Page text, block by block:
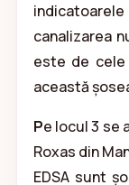
canalizarea
este de cele
această
Pe locul 3 se
Roxas din
EDSA sunt